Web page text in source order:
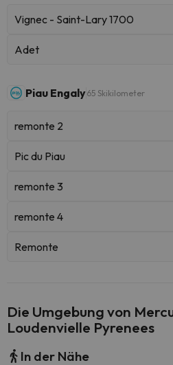
Vignec - Saint-Lary 1700
Adet
Piau Engaly65 Skikilometer
remonte 2
Pic du Piau
remonte 3
remonte 4
Remonte
Die Umgebung von
Loudenvielle Pyrenees
In der Nähe